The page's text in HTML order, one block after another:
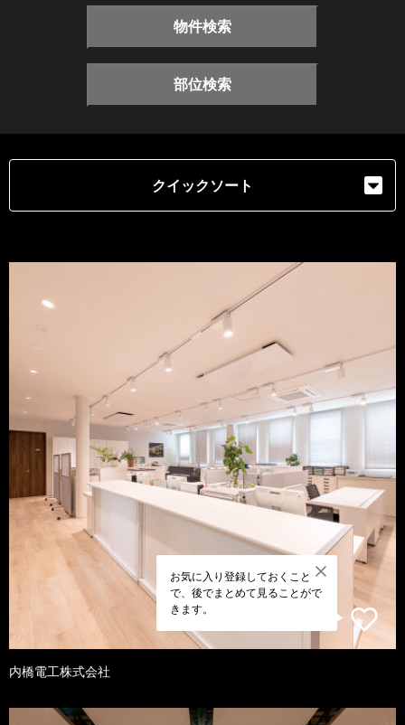
物件検索
部位検索
クイックソート
お気に入り登録しておくこと
で、後でまとめて見ることがで
きます。
内橋電工株式会社